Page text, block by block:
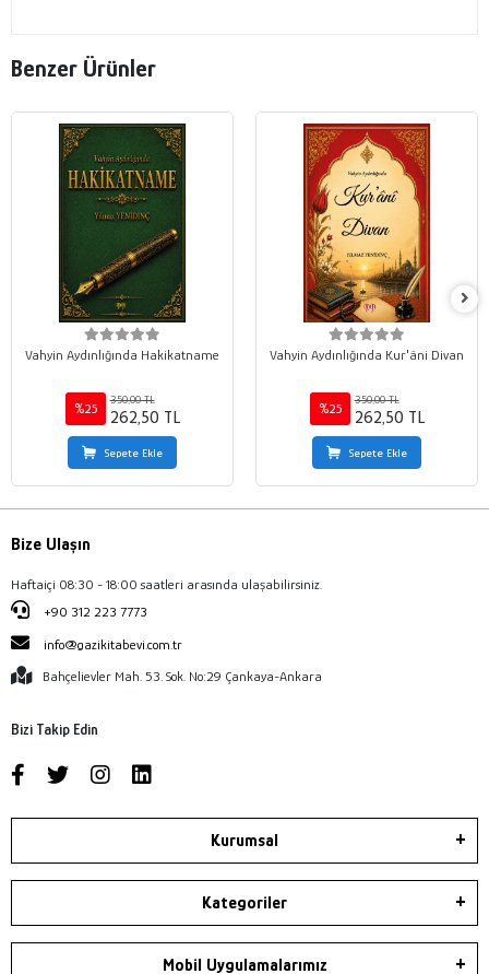
Benzer Ürünler
Vahyin Aydınlığında Hakikatname
%25
350,00 TL
262,50 TL
Sepete Ekle
Vahyin Aydınlığında Kur'âni Divan
%25
350,00 TL
262,50 TL
Sepete Ekle
Bize Ulaşın
Haftaiçi 08:30 - 18:00 saatleri arasında ulaşabilirsiniz.
+90 312 223 7773
info@gazikitabevi.com.tr
Bahçelievler Mah. 53. Sok. No:29 Çankaya-Ankara
Bizi Takip Edin
Kurumsal
Kategoriler
Mobil Uygulamalarımız